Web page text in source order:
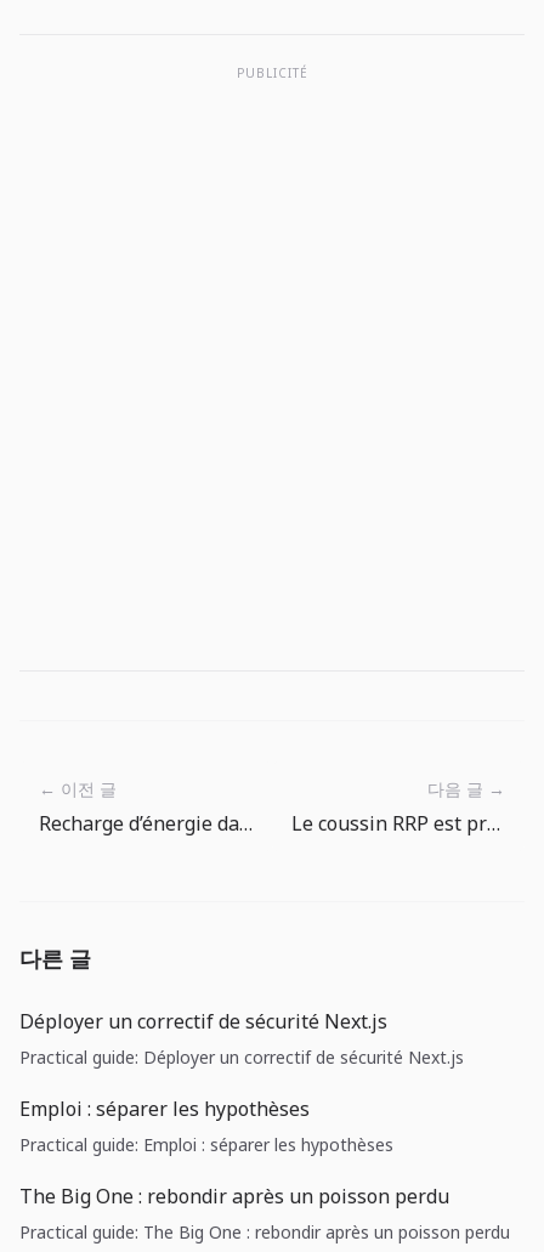
PUBLICITÉ
← 이전 글
Recharge d’énergie dans The Big One : entre pub et recharge gratuite
다음 글 →
Le coussin RRP est presque vide: le coût du dollar dépend de la plomberie monétaire
다른 글
Déployer un correctif de sécurité Next.js
Practical guide: Déployer un correctif de sécurité Next.js
Emploi : séparer les hypothèses
Practical guide: Emploi : séparer les hypothèses
The Big One : rebondir après un poisson perdu
Practical guide: The Big One : rebondir après un poisson perdu